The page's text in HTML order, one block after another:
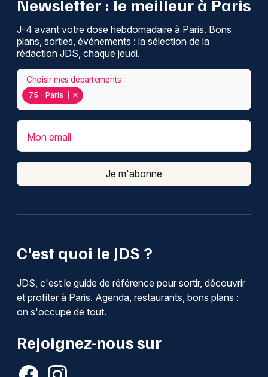
C'est quoi le JDS ?
JDS, c'est le guide de référence pour sortir, découvrir
et profiter à Paris. Agenda, restaurants, bons plans :
on s'occupe de tout.
Rejoignez-nous sur
Newsletter : le meilleur à Paris
J-4 avant votre dose hebdomadaire à Paris. Bons
plans, sorties, événements : la sélection de la
rédaction JDS, chaque jeudi.
75 - Paris
Choisir mes départements
Mon email
Je m'abonne